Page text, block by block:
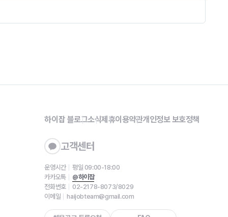
하이잡 블로그소식제휴이용약관개인정보 보호정책
고객센터
운영시간
평일 09:00-18:00
카카오톡
@하이잡
전화번호
02-2178-8073/8029
이메일
haijobteam@gmail.com